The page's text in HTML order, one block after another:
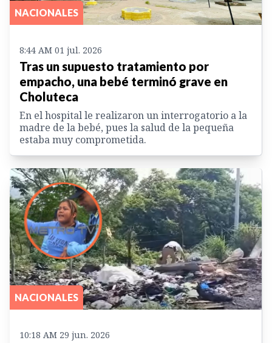
NACIONALES
8:44 AM 01 jul. 2026
Tras un supuesto tratamiento por
empacho, una bebé terminó grave en
Choluteca
En el hospital le realizaron un interrogatorio a la
madre de la bebé, pues la salud de la pequeña
estaba muy comprometida.
NACIONALES
10:18 AM 29 jun. 2026